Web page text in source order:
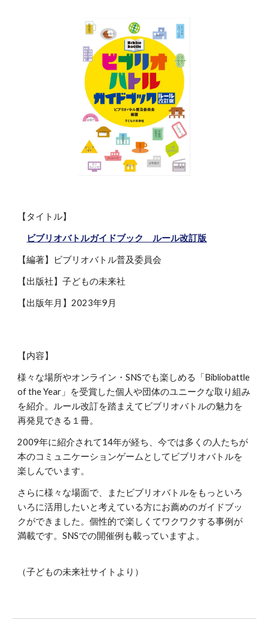
【タイトル】
ビブリオバトルガイドブック ルール改訂版
【編著】ビブリオバトル普及委員会
【出版社】子どもの未来社
【出版年月】2023年9月
【内容】
様々な場所やオンライン・SNSでも楽しめる「Bibliobattle
of the Year」を受賞した個人や団体のユニークな取り組み
を紹介。ルール改訂を踏まえてビブリオバトルの魅力を
再発見できる１冊。
2009年に紹介されて14年が経ち、今では多くの人たちが
本のコミュニケーションゲームとしてビブリオバトルを
楽しんでいます。
さらに様々な場面で、またビブリオバトルをもっといろ
いろに活用したいと考えている方にお薦めのガイドブッ
クができました。個性的で楽しくてワクワクする事例が
満載です。SNSでの開催例も載っていますよ。
（子どもの未来社サイトより）